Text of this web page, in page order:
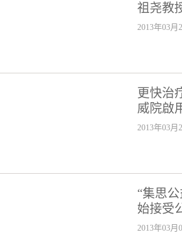
祖尧教
2013年03月
更快治
威院啟
2013年03月
“集思
始接受
2013年03月